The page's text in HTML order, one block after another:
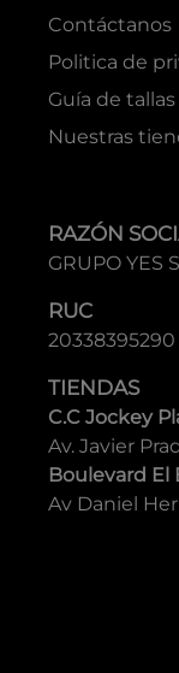
Contáctanos
Politica de
Guía de tallas
Nuestras
RAZÓN
GRUPO YES
RUC
20338395290
TIENDAS
C.C Jockey
Av. Javier
Boulevard El
Av Daniel